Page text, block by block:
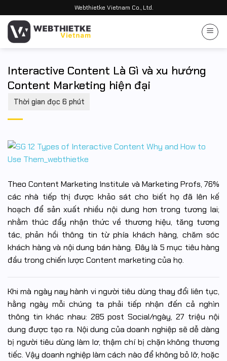
qua
dung
Webthietke Vietnam Co., Ltd.
Interactive Content Là Gì và xu hướng
Content Marketing hiện đại
Theo Content Marketing Institule và Marketing Profs, 76%
các nhà tiếp thị được khảo sát cho biết họ đã lên kế
hoạch để sản xuất nhiều nội dung hơn trong tương lai;
nhằm thúc đẩy nhận thức về thương hiệu, tăng tương
tác, phản hồi thông tin từ phía khách hàng, chăm sóc
khách hàng và nội dung bán hàng. Đây là 5 mục tiêu hàng
đầu trong chiến lược Content marketing của họ.
Khi mà ngày nay hành vi người tiêu dùng thay đổi liên tục,
hằng ngày mỗi chúng ta phải tiếp nhận đến cả nghìn
thông tin khác nhau: 285 post Social/ngày, 27 triệu nội
dung được tạo ra. Nội dung của doanh nghiệp sẽ dễ dàng
bị người tiêu dùng làm lơ, thậm chí bị chặn không thương
tiếc. Vậy doanh nghiệp làm cách nào để không bỏ lỡ, hoặc